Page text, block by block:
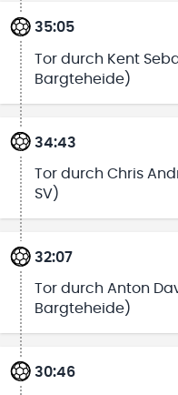
35:05
Tor durch Kent
Bargteheide)
34:43
Tor durch Chris
SV)
32:07
Tor durch Anton
Bargteheide)
30:46